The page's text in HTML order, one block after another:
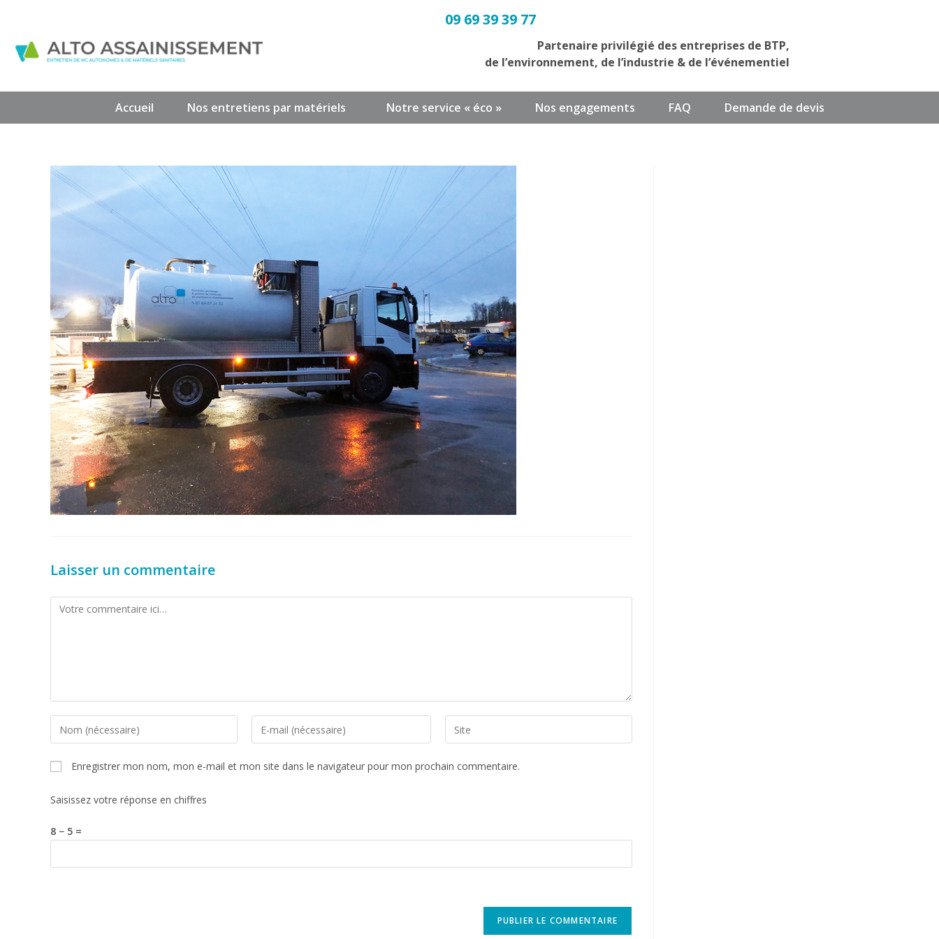
09 69 39 39 77
Partenaire privilégié des entreprises de BTP,
de l’environnement, de l’industrie & de l’événementiel
Accueil Nos entretiens par matériels Notre service « éco » Nos engagements FAQ Demande de devis
Laisser un commentaire
Enregistrer mon nom, mon e-mail et mon site dans le navigateur pour mon prochain commentaire.
Saisissez votre réponse en chiffres
8 − 5 =